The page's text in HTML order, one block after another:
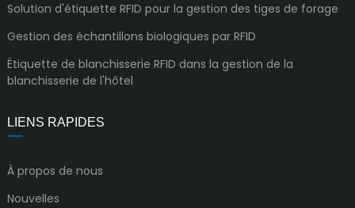
Solution d'étiquette RFID pour la gestion des tiges de forage
Gestion des échantillons biologiques par RFID
Étiquette de blanchisserie RFID dans la gestion de la
blanchisserie de l'hôtel
LIENS RAPIDES
À propos de nous
Nouvelles